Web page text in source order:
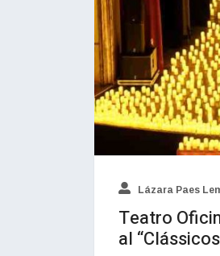
Lázara Paes
Teatro
al